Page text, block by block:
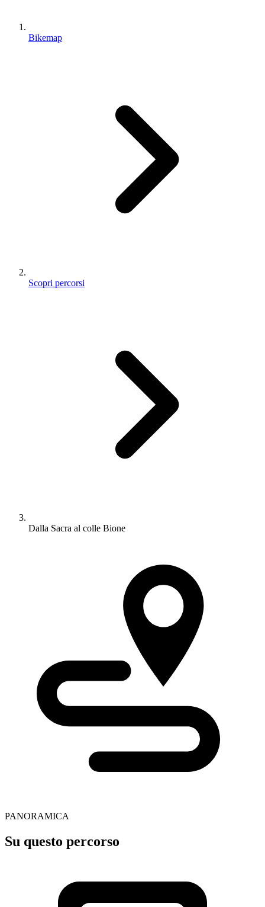
Bikemap
Scopri percorsi
Dalla Sacra al colle Bione
PANORAMICA
Su questo percorso